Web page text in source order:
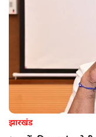
उच्च चिकित्सा केंद्रों में
झारखंड